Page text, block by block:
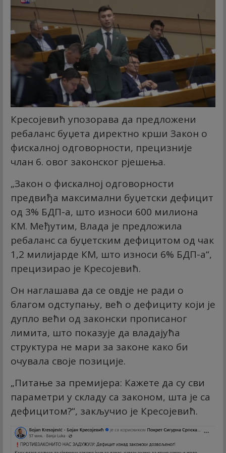
Кресојевић упозорава да предложени
ребаланс буџета директно крши Закон о
фискалној одговорности, прецизније
члан 6. овог законског рјешења.
„Закон о фискалној одговорности
предвиђа максимални буџетски дефицит
од 3% БДП-а, што износи 600 милиона
КМ. Међутим, Влада је предложила
ребаланс са буџетским дефицитом од чак
1,2 милијарде КМ, што износи 6% БДП-а“,
прецизирао је Кресојевић.
Он наглашава да се овдје не ради о
благом одступању, већ о дефициту који је
дупло већи од законски прописаног
лимита, што показује да владајућа
структура не мари за законе како би
очувала своје позиције.
„Питање за премијера: Кажете да су сви
параметри у складу са законом, шта је са
дефицитом?“, закључио је Кресојевић.